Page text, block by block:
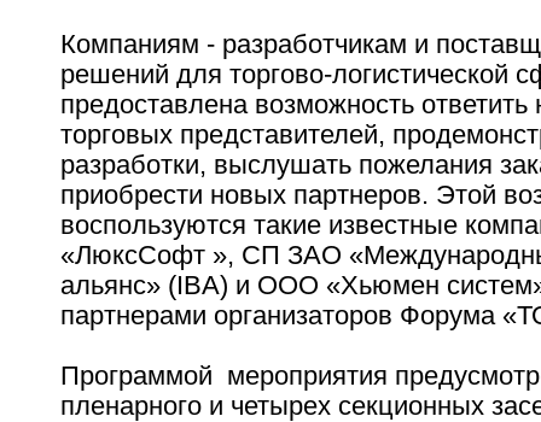
Компаниям - разработчикам и
решений для торгово-логистической
предоставлена возможность
торговых представителей,
разработки, выслушать пожелания
приобрести новых партнеров. Этой
воспользуются такие известные
«ЛюксСофт », СП ЗАО
альянс» (IBA) и ООО «Хьюмен
партнерами организаторов Форума
Программой мероприятия
пленарного и четырех секционных